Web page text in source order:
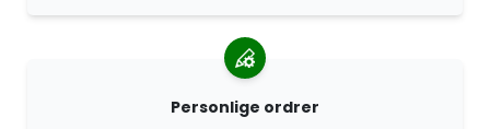
Personlige ordrer